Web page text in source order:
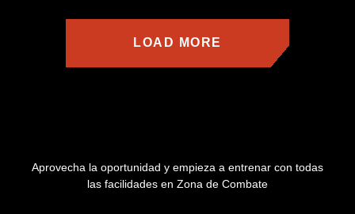
LOAD MORE
Aprovecha la oportunidad y empieza a entrenar con todas
las facilidades en Zona de Combate